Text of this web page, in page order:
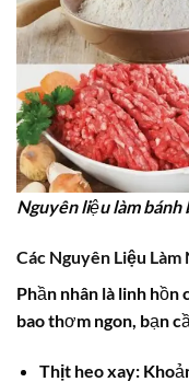
Nguyên liệu làm bánh
Các Nguyên Liệu
Phần nhân là linh hồn
baothơm ngon, bạn
Thịt heo xay: